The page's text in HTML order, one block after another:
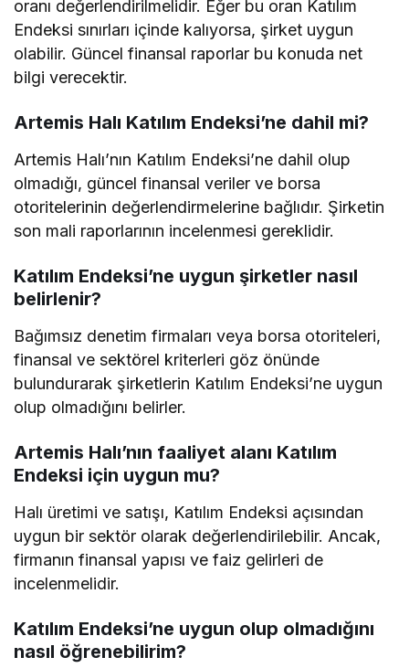
oranı değerlendirilmelidir. Eğer bu oran Katılım
Endeksi sınırları içinde kalıyorsa, şirket uygun
olabilir. Güncel finansal raporlar bu konuda net
bilgi verecektir.
Artemis Halı Katılım Endeksi’ne dahil mi?
Artemis Halı’nın Katılım Endeksi’ne dahil olup
olmadığı, güncel finansal veriler ve borsa
otoritelerinin değerlendirmelerine bağlıdır. Şirketin
son mali raporlarının incelenmesi gereklidir.
Katılım Endeksi’ne uygun şirketler nasıl
belirlenir?
Bağımsız denetim firmaları veya borsa otoriteleri,
finansal ve sektörel kriterleri göz önünde
bulundurarak şirketlerin Katılım Endeksi’ne uygun
olup olmadığını belirler.
Artemis Halı’nın faaliyet alanı Katılım
Endeksi için uygun mu?
Halı üretimi ve satışı, Katılım Endeksi açısından
uygun bir sektör olarak değerlendirilebilir. Ancak,
firmanın finansal yapısı ve faiz gelirleri de
incelenmelidir.
Katılım Endeksi’ne uygun olup olmadığını
nasıl öğrenebilirim?